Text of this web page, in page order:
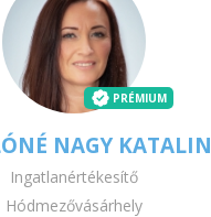
PRÉMIUM
NAGY KATALIN
Ingatlanértékesítő
Hódmezővásárhely